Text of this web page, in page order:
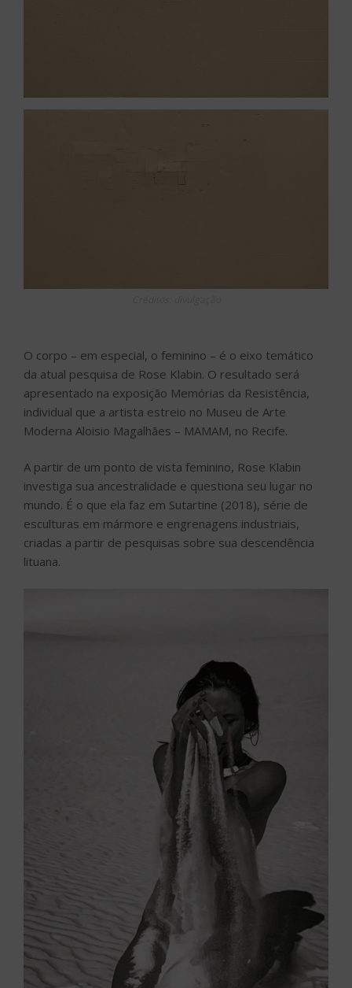
O corpo – em especial, o feminino – é o eixo temático
da atual pesquisa de Rose Klabin. O resultado será
apresentado na exposição Memórias da Resistência,
individual que a artista estreio no Museu de Arte
Moderna Aloisio Magalhães – MAMAM, no Recife.
A partir de um ponto de vista feminino, Rose Klabin
investiga sua ancestralidade e questiona seu lugar no
mundo. É o que ela faz em Sutartine (2018), série de
esculturas em mármore e engrenagens industriais,
criadas a partir de pesquisas sobre sua descendência
lituana.